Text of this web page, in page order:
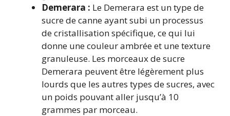
Demerara : Le Demerara est un type de
sucre de canne ayant subi un processus
de cristallisation spécifique, ce qui lui
donne une couleur ambrée et une texture
granuleuse. Les morceaux de sucre
Demerara peuvent être légèrement plus
lourds que les autres types de sucres, avec
un poids pouvant aller jusqu’à 10
grammes par morceau.